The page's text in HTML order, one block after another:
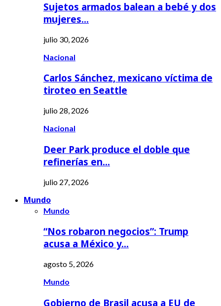
Sujetos armados balean a bebé y dos
mujeres…
julio 30, 2026
Nacional
Carlos Sánchez, mexicano víctima de
tiroteo en Seattle
julio 28, 2026
Nacional
Deer Park produce el doble que
refinerías en…
julio 27, 2026
Mundo
Mundo
“Nos robaron negocios”: Trump
acusa a México y…
agosto 5, 2026
Mundo
Gobierno de Brasil acusa a EU de